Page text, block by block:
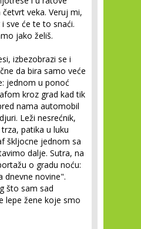
veka. Veruj mi,
sve će te to snaći.
jako želiš.
izbezobrazi se i
da bira samo veće
jednom u ponoć
kroz grad kad tik
nama automobil
Leži nesrećnik,
patika u luku
škljocne jednom sa
dalje. Sutra, na
o gradu noću:
dnevne novine".
što sam sad
lepe žene koje smo